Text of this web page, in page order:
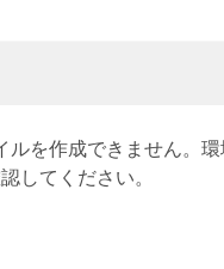
ルを作成できません。環
してください。